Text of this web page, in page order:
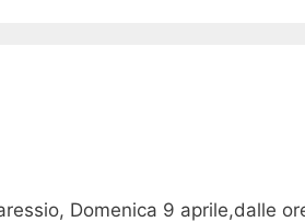
Domenica 9 aprile,dalle